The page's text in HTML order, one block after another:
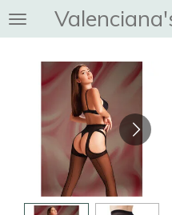
Ga
direct
hoofdinhoud